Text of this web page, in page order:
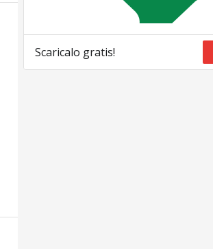
Scaricalo gratis!